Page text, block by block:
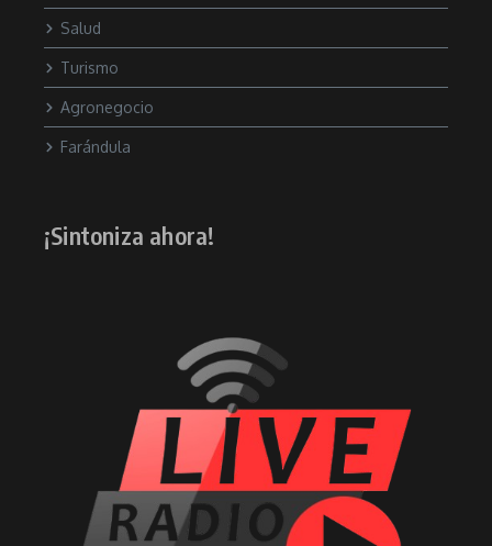
Salud
Turismo
Agronegocio
Farándula
¡Sintoniza ahora!